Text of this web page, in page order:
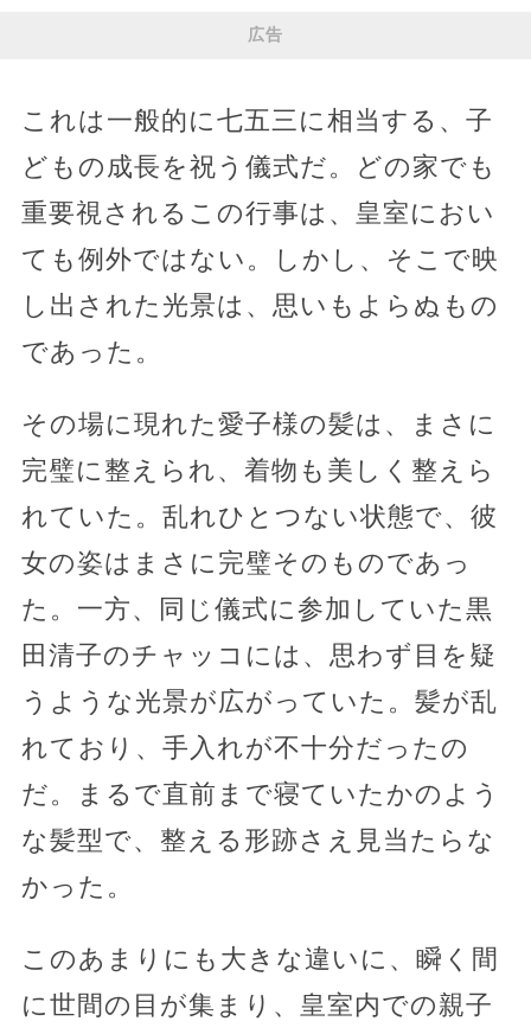
広告
これは一般的に七五三に相当する、子
どもの成長を祝う儀式だ。どの家でも
重要視されるこの行事は、皇室におい
ても例外ではない。しかし、そこで映
し出された光景は、思いもよらぬもの
であった。
その場に現れた愛子様の髪は、まさに
完璧に整えられ、着物も美しく整えら
れていた。乱れひとつない状態で、彼
女の姿はまさに完璧そのものであっ
た。一方、同じ儀式に参加していた黒
田清子のチャッコには、思わず目を疑
うような光景が広がっていた。髪が乱
れており、手入れが不十分だったの
だ。まるで直前まで寝ていたかのよう
な髪型で、整える形跡さえ見当たらな
かった。
このあまりにも大きな違いに、瞬く間
に世間の目が集まり、皇室内での親子